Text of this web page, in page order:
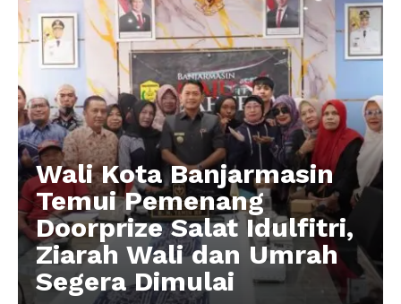
Wali Kota Banjarmasin
Temui Pemenang
Doorprize Salat Idulfitri,
Ziarah Wali dan Umrah
Segera Dimulai